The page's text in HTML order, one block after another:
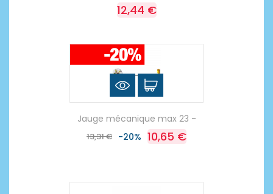
12,44 €
Jauge mécanique max 23 -
13,31 € -20% 10,65 €